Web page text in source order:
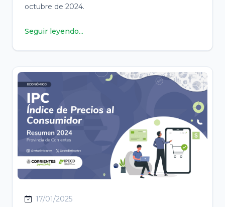
octubre de 2024.
Seguir leyendo...
17/01/2025